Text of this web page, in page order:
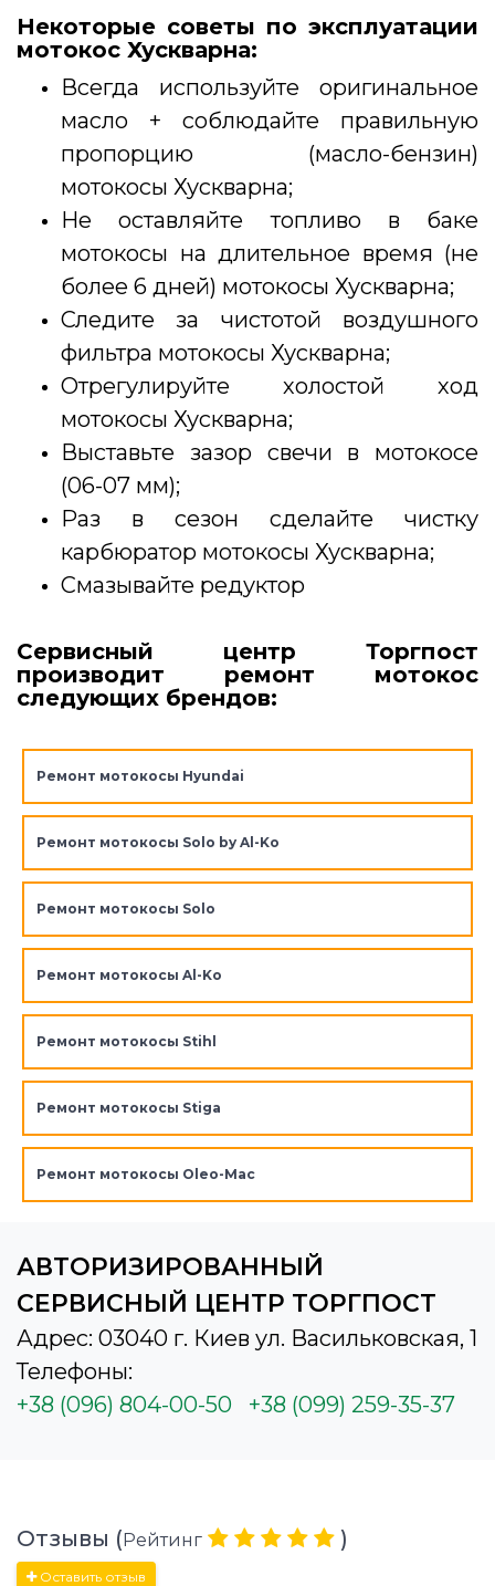
Некоторые советы по эксплуатации
мотокос Хускварна:
Всегда используйте оригинальное
масло + соблюдайте правильную
пропорцию (масло-бензин)
мотокосы Хускварна;
Не оставляйте топливо в баке
мотокосы на длительное время (не
более 6 дней) мотокосы Хускварна;
Следите за чистотой воздушного
фильтра мотокосы Хускварна;
Отрегулируйте холостой ход
мотокосы Хускварна;
Выставьте зазор свечи в мотокосе
(06-07 мм);
Раз в сезон сделайте чистку
карбюратор мотокосы Хускварна;
Смазывайте редуктор
Сервисный центр Торгпост
производит ремонт мотокос
следующих брендов:
Ремонт мотокосы Hyundai
Ремонт мотокосы Solo by Al-Ko
Ремонт мотокосы Solo
Ремонт мотокосы Al-Ko
Ремонт мотокосы Stihl
Ремонт мотокосы Stiga
Ремонт мотокосы Oleo-Mac
АВТОРИЗИРОВАННЫЙ
СЕРВИСНЫЙ ЦЕНТР ТОРГПОСТ
Адрес: 03040 г. Киев ул. Васильковская, 1
Телефоны:
+38 (096) 804-00-50
+38 (099) 259-35-37
Отзывы (Рейтинг )
Оставить отзыв